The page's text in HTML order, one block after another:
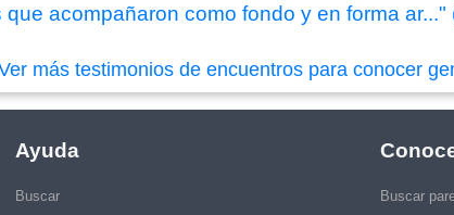
acompañaron como fondo y en forma ar..."
más testimonios de encuentros para conocer
Ayuda
Buscar Buscar